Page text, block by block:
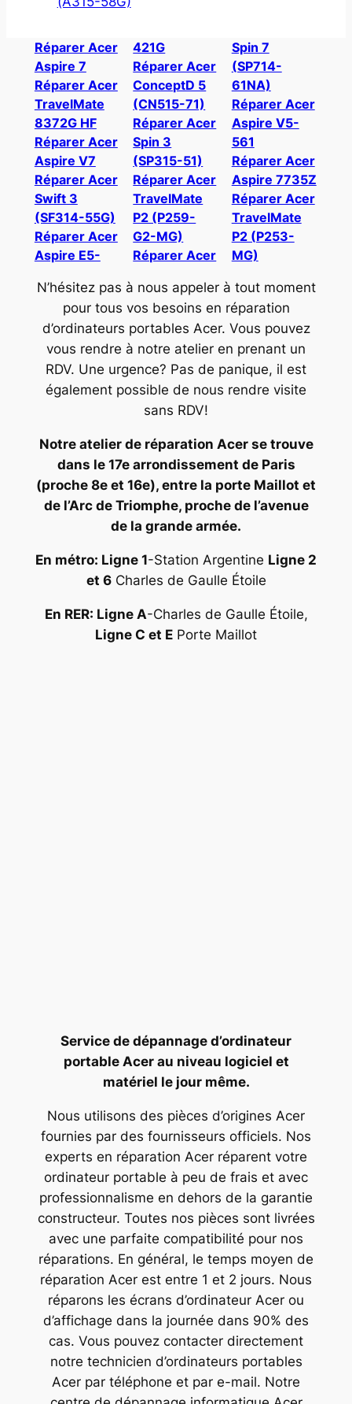
Réparer Acer
Aspire 7
Réparer Acer
TravelMate
8372G HF
Réparer Acer
Aspire V7
Réparer Acer
Swift 3
(SF314-55G)
Réparer Acer
Aspire E5-
421G
Réparer Acer
ConceptD 5
(CN515-71)
Réparer Acer
Spin 3
(SP315-51)
Réparer Acer
TravelMate
P2 (P259-
G2-MG)
Réparer Acer
Spin 7
(SP714-
61NA)
Réparer Acer
Aspire V5-
561
Réparer Acer
Aspire 7735Z
Réparer Acer
TravelMate
P2 (P253-
MG)
N’hésitez pas à nous appeler à tout moment
pour tous vos besoins en réparation
d’ordinateurs portables Acer. Vous pouvez
vous rendre à notre atelier en prenant un
RDV. Une urgence? Pas de panique, il est
également possible de nous rendre visite
sans RDV!
Notre atelier de réparation Acer se trouve
dans le 17e arrondissement de Paris
(proche 8e et 16e), entre la porte Maillot et
de l’Arc de Triomphe, proche de l’avenue
de la grande armée.
En métro: Ligne 1-Station Argentine Ligne 2
et 6Charles de Gaulle Étoile
En RER: Ligne A-Charles de Gaulle Étoile,
Ligne C et E Porte Maillot
Service de dépannage d’ordinateur
portable Acer au niveau logiciel et
matériel le jour même.
Nous utilisons des pièces d’origines Acer
fournies par des fournisseurs officiels. Nos
experts en réparation Acer réparent votre
ordinateur portable à peu de frais et avec
professionnalisme en dehors de la garantie
constructeur. Toutes nos pièces sont livrées
avec une parfaite compatibilité pour nos
réparations. En général, le temps moyen de
réparation Acer est entre 1 et 2 jours. Nous
réparons les écrans d’ordinateur Acer ou
d’affichage dans la journée dans 90% des
cas. Vous pouvez contacter directement
notre technicien d’ordinateurs portables
Acer par téléphone et par e-mail. Notre